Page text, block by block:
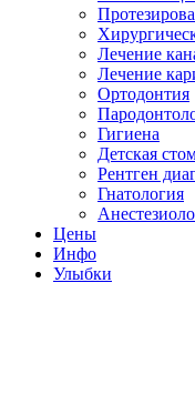
Лечение
Лечение
Ортодонтия
Гигиена
Детская
Рентген
Гнатология
Цены
Инфо
Улыбки